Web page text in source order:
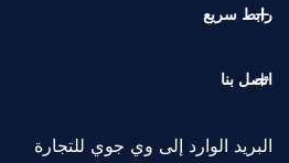
رابط سريع
اتصل بنا
البريد الوارد إلى وي جوي للتجارة